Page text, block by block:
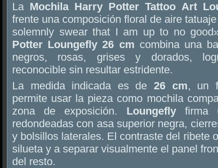
La Mochila Harry Potter Tattoo Art
frente una composición floral de aire
solemnly swear that I am up to no
Potter Loungefly 26 cm combina una
negros, rosas, grises y dorados,
reconocible sin resultar estridente.
La medida indicada es de 26 cm, un
permite usar la pieza como mochila
zona de exposición. Loungeflyfirma
redondeadas con asa superior negra,
y bolsillos laterales. El contraste del ribete
silueta y a separar visualmente el panel
del resto.